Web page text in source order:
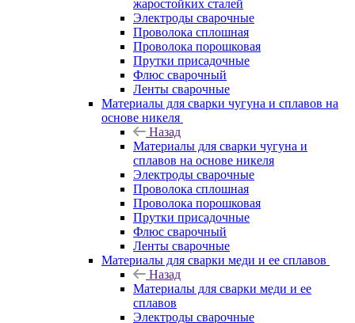
жаростойких сталей
Электроды сварочные
Проволока сплошная
Проволока порошковая
Прутки присадочные
Флюс сварочный
Ленты сварочные
Материалы для сварки чугуна и сплавов на
основе никеля
Назад
Материалы для сварки чугуна и
сплавов на основе никеля
Электроды сварочные
Проволока сплошная
Проволока порошковая
Прутки присадочные
Флюс сварочный
Ленты сварочные
Материалы для сварки меди и ее сплавов
Назад
Материалы для сварки меди и ее
сплавов
Электроды сварочные